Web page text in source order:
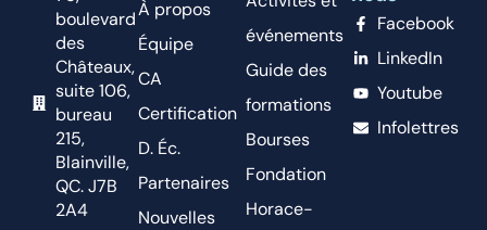
boulevard
des
Châteaux,
suite 106,
bureau
215,
Blainville,
QC. J7B
2A4
À propos
Équipe
CA
Certification
D. Éc.
Partenaires
Nouvelles
événements
Guide des
formations
Bourses
Fondation
Horace-
Facebook
LinkedIn
Youtube
Infolettres